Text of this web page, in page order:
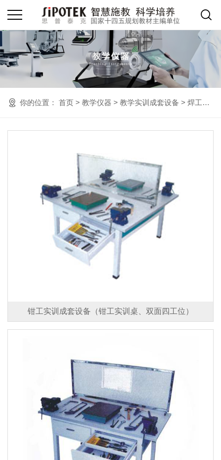
你的位置： 首页 > 教学仪器 > 教学实训成套设备 > 焊工技术、钳工工作台
钳工实训成套设备（钳工实训桌、双面四工位）